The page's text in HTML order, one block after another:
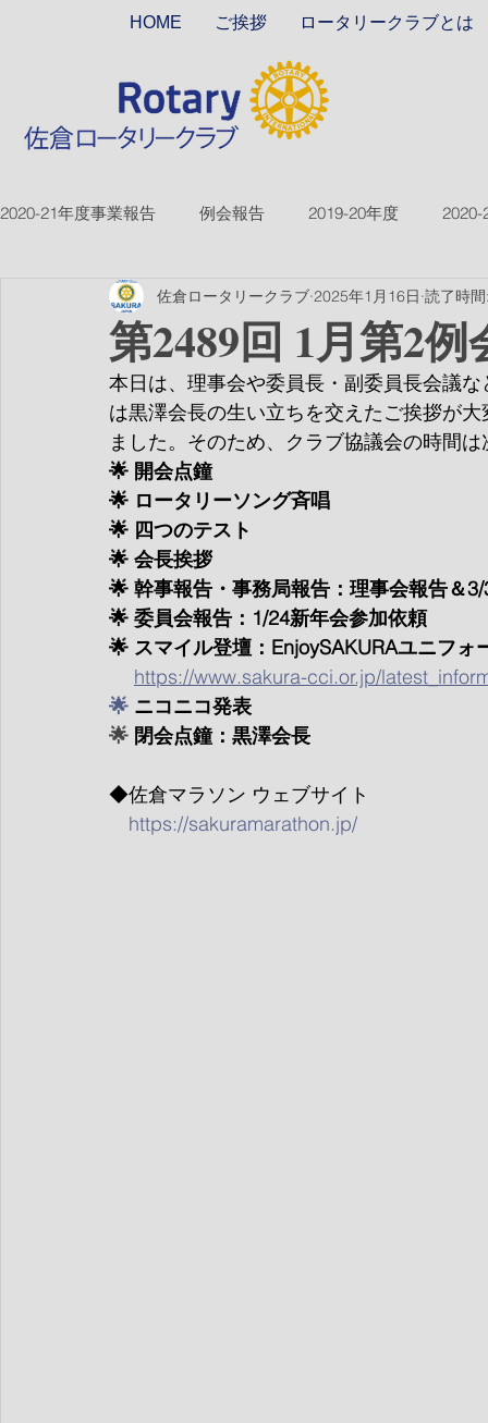
HOME ご挨拶 ロータリークラブとは
2020-21年度事業報告 例会報告 2019-20年度 2020-
2018-19ver2 2017-18ver2 2021-22年度
2026-27年度
第2489回 1月第2例
佐倉ロータリークラブ 2025年1月16日 読了時
本日は、理事会や委員長・副委員長会議
は黒澤会長の生い立ちを交えたご挨拶が
ました。そのため、クラブ協議会の時間
🌟 開会点鐘
🌟 ロータリーソング斉唱
🌟 四つのテスト
🌟 会長挨拶
🌟 幹事報告・事務局報告：理事会報告＆
🌟 委員会報告：1/24新年会参加依頼
🌟 スマイル登壇：EnjoySAKURAユニフォ
https://www.sakura-cci.or.jp/
🌟 ニコニコ発表
🌟 閉会点鐘：黒澤会長
◆佐倉マラソン ウェブサイト
https://sakuramarathon.jp/